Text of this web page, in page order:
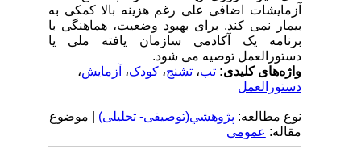
آزمایشات اضافی علی رغم هزینه بالا کمکی به
بیمار نمی کند. برای بهبود وضعیت، هماهنگی با
برنامه یک آکادمی سازمان یافته ملی یا
دستورالعمل توصیه می شود.
واژه‌های کلیدی:تب،تشنج،کودک،آزمایش،
دستورالعمل
نوع مطالعه:پژوهشي(توصیفی- تحلیلی) | موضوع
مقاله:عمومى